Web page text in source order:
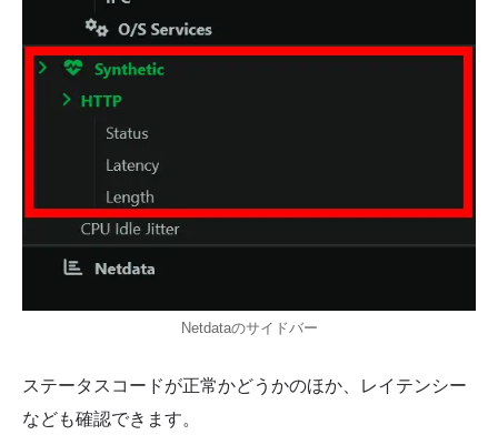
Netdataのサイドバー
ステータスコードが正常かどうかのほか、レイテンシー
なども確認できます。